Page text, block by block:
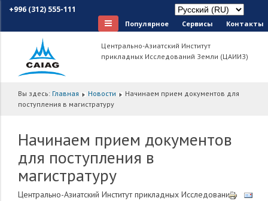
+996 (312) 555-111
Популярное Сервисы Контакты
Центрально-Азиатский Институт
прикладных Исследований Земли (ЦАИИЗ)
Вы здесь: Главная Новости
Начинаем прием документов для
поступления в магистратуру
Начинаем прием документов
для поступления в
магистратуру
Центрально-Азиатский Институт прикладных Исследований